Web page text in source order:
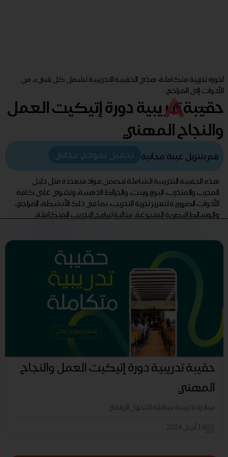
لدورة تدربية متكاملة، هذي الحقيبة التدريبية تشمل كل شيء، من
الأدوات إلى المراجع.
حقيبة تدريبية دورة إتيكيت العمل
والنجاح المهني
قم بتنزيل عينة مجانية تحميل نموذج مجاني
هذه الحقيبة التدريبية الشاملة تتضمن مواد متعددة مثل دليل
المدرب والمتدرب، البوربوينت، والخرائط الذهنية، وتحتوي على كافة
الأدوات الضرورية لتعزيز تجربة التدريب، بما في ذلك الأنشطة، المراجع،
والوسائط البصرية المتنوعة. مثالية لبرامج التدريب المتكاملة.
حقيبة تدريبية دورة إتيكيت العمل والنجاح
المهني
مبادرة تدريبية شاملة للتحول الرقمي
14 أبريل 2024